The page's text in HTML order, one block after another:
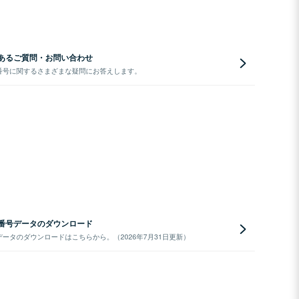
るご質問・お問い合わせ
に関するさまざまな疑問にお答えします。
号データのダウンロード
ータのダウンロードはこちらから。（2026年7月31日更新）